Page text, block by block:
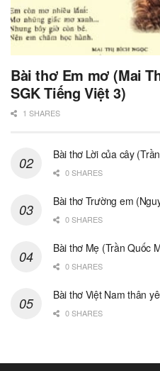
Bài thơ Em mơ (Mai
SGK Tiếng Việt 3)
1 SHARES
Bài thơ Lời của cây
0 SHARES
Bài thơ Trường em
0 SHARES
Bài thơ Mẹ (Trần Quốc
0 SHARES
Bài thơ Việt Nam thân
0 SHARES